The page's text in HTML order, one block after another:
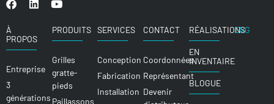
À
PROPOS
Entreprise
3
générations
PRODUITS
Grilles
gratte-
pieds
Paillassons
SERVICES
Conception
Fabrication
Installation
CONTACT
Coordonnées
Représentant
Devenir
RÉALISATIONS
EN
INVENTAIRE
BLOGUE
ENG